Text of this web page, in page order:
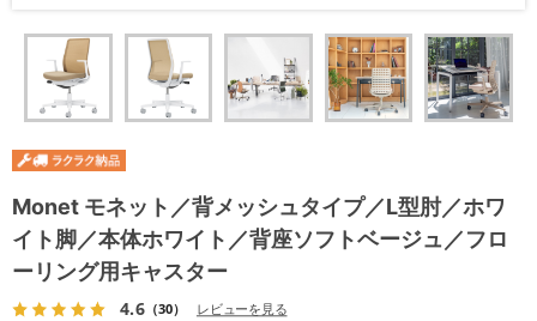
Monet モネット／背メッシュタイプ／L型肘／ホワ
イト脚／本体ホワイト／背座ソフトベージュ／フロ
ーリング用キャスター
4.6（30） レビューを見る